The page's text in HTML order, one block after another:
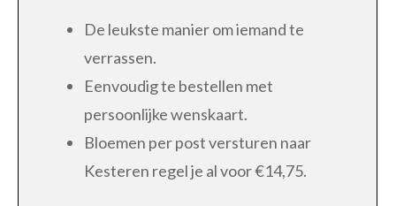
De leukste manier om iemand te
verrassen.
Eenvoudig te bestellen met
persoonlijke wenskaart.
Bloemen per post versturen naar
Kesteren regel je al voor €14,75.